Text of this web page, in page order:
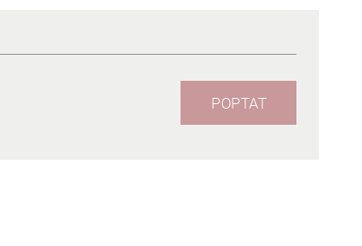
POPTAT